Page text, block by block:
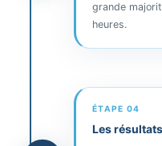
grande
heures.
ÉTAPE 04
Les